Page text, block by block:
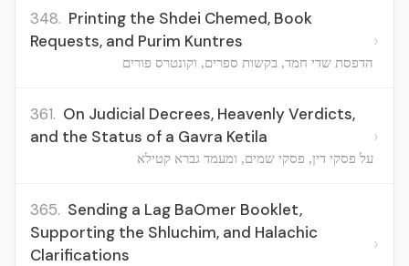
348. Printing the Shdei Chemed, Book
Requests, and Purim Kuntres
הדפסת שדי חמד, בקשות ספרים, וקונטרס פורים
›
361. On Judicial Decrees, Heavenly Verdicts,
and the Status of a Gavra Ketila
על פסקי דין, פסקי שמים, ומעמד גברא קטילא
›
365. Sending a Lag BaOmer Booklet,
Supporting the Shluchim, and Halachic
Clarifications
›